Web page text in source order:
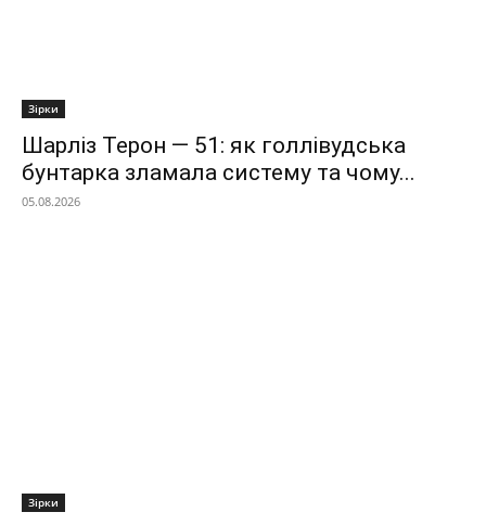
Зірки
Шарліз Терон — 51: як голлівудська
бунтарка зламала систему та чому...
05.08.2026
Зірки